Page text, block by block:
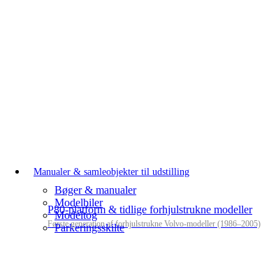
Manualer & samleobjekter til udstilling
Bøger & manualer
Modelbiler
Modeltog
Parkeringsskilte
P80-platform & tidlige forhjulstrukne modeller
Første generation af forhjulstrukne Volvo-modeller (1986–2005)